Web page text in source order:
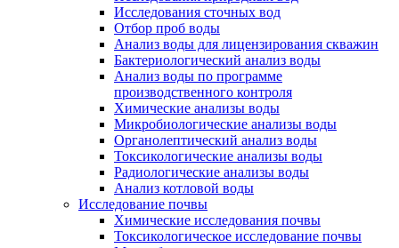
Исследования сточных вод
Отбор проб воды
Анализ воды для лицензирования скважин
Бактериологический анализ воды
Анализ воды по программе
производственного контроля
Химические анализы воды
Микробиологические анализы воды
Органолептический анализ воды
Токсикологические анализы воды
Радиологические анализы воды
Анализ котловой воды
Исследование почвы
Химические исследования почвы
Токсикологическое исследование почвы